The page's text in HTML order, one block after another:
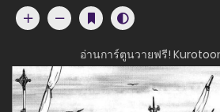
อ่านการ์ตูนวายฟรี!